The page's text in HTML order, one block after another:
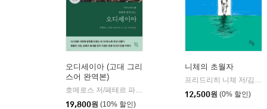
오디세이아 (고대 그리
스어 완역본)
| 현대지성
19,800원 (10% 할인)
니체의 초월자
12,500원 (0% 할인)